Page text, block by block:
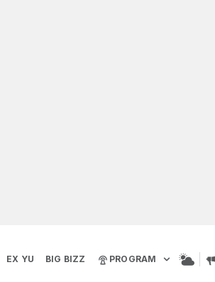
EX YU BIG BIZZ PROGRAM